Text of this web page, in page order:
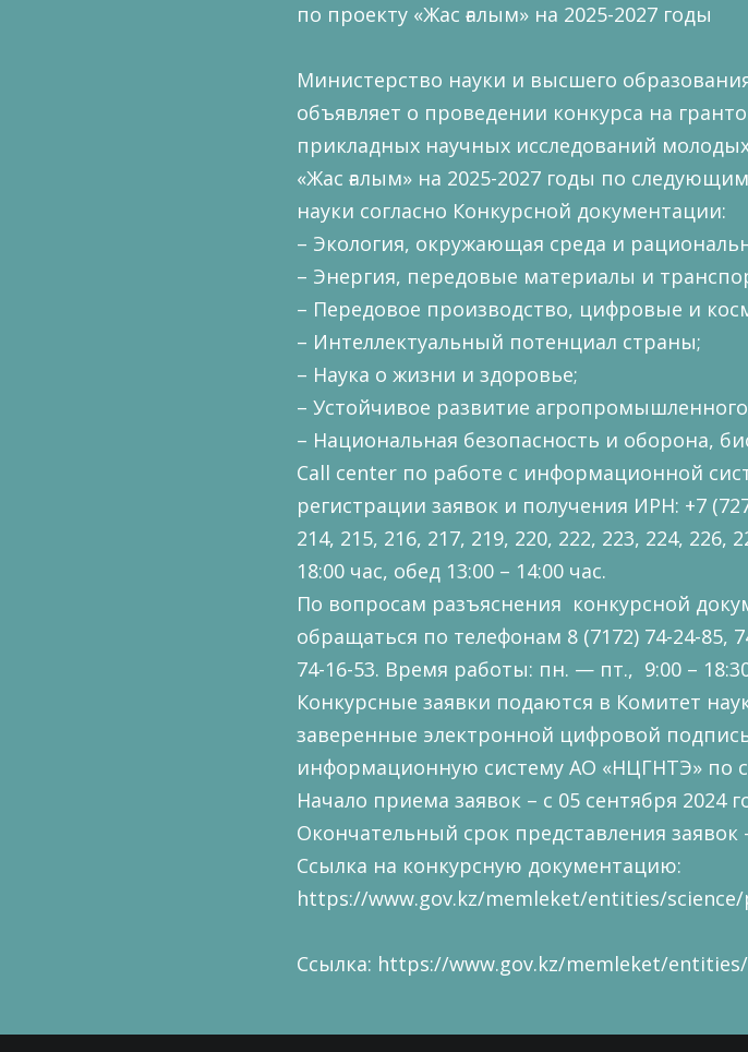
по проекту «Жас ғалым» на 2025-2027 годы
Министерство науки и высшего
объявляет о проведении конкурса на
прикладных научных исследований
«Жас ғалым» на 2025-2027 годы по
науки согласно Конкурсной документации:
– Экология, окружающая среда и
– Энергия, передовые материалы и
– Передовое производство, цифровые и
– Интеллектуальный потенциал страны;
– Наука о жизни и здоровье;
– Устойчивое развитие
– Национальная безопасность и оборона,
Call center по работе с информационной
регистрации заявок и получения ИРН: +7
214, 215, 216, 217, 219, 220, 222, 223, 224,
18:00 час, обед 13:00 – 14:00 час.
По вопросам разъяснения конкурсной
обращаться по телефонам 8 (7172) 74-24-85,
74-16-53. Время работы: пн. — пт., 9:00 –
Конкурсные заявки подаются в Комитет
заверенные электронной цифровой
информационную систему АО «НЦГНТЭ» по
Начало приема заявок – с 05 сентября 2024
Окончательный срок представления заявок
Ссылка на конкурсную документацию:
https://www.gov.kz/memleket/entities/
Ссылка: https://www.gov.kz/memleket/